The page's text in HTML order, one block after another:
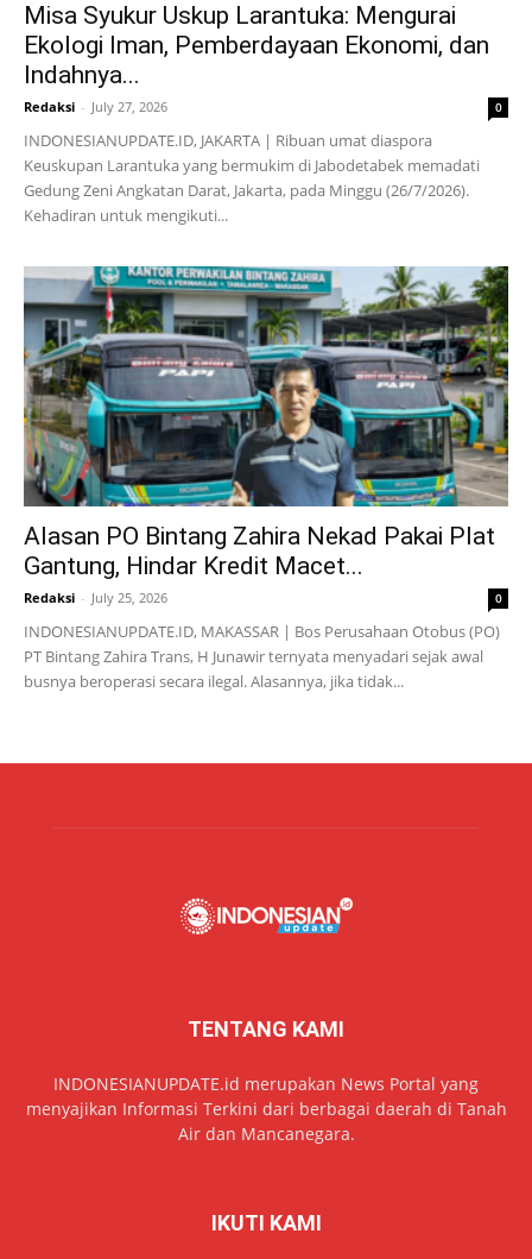
Misa Syukur Uskup Larantuka: Mengurai
Ekologi Iman, Pemberdayaan Ekonomi, dan
Indahnya...
Redaksi - July 27, 2026 0
INDONESIANUPDATE.ID, JAKARTA | Ribuan umat diaspora
Keuskupan Larantuka yang bermukim di Jabodetabek memadati
Gedung Zeni Angkatan Darat, Jakarta, pada Minggu (26/7/2026).
Kehadiran untuk mengikuti...
Alasan PO Bintang Zahira Nekad Pakai Plat
Gantung, Hindar Kredit Macet...
Redaksi - July 25, 2026 0
INDONESIANUPDATE.ID, MAKASSAR | Bos Perusahaan Otobus (PO)
PT Bintang Zahira Trans, H Junawir ternyata menyadari sejak awal
busnya beroperasi secara ilegal. Alasannya, jika tidak...
TENTANG KAMI
INDONESIANUPDATE.id merupakan News Portal yang
menyajikan Informasi Terkini dari berbagai daerah di Tanah
Air dan Mancanegara.
IKUTI KAMI